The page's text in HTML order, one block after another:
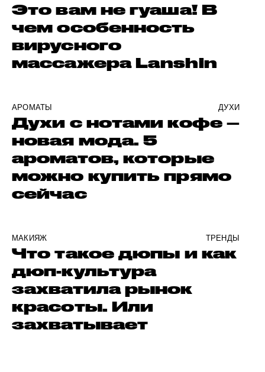
Это вам не гуаша! В
чем особенность
вирусного
массажера Lanshin
АРОМАТЫ ДУХИ
Духи с нотами кофе –
новая мода. 5
ароматов, которые
можно купить прямо
сейчас
МАКИЯЖ ТРЕНДЫ
Что такое дюпы и как
дюп-культура
захватила рынок
красоты. Или
захватывает